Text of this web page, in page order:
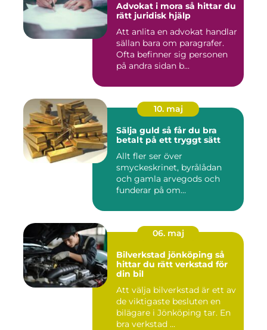
Advokat i mora så hittar du
rätt juridisk hjälp
Att anlita en advokat handlar
sällan bara om paragrafer.
Ofta befinner sig personen
på andra sidan b...
10. maj
Sälja guld så får du bra
betalt på ett tryggt sätt
Allt fler ser över
smyckeskrinet, byrålådan
och gamla arvegods och
funderar på om
06. maj
Bilverkstad jönköping så
hittar du rätt verkstad för
din bil
Att välja bilverkstad är ett av
de viktigaste besluten en
bilägare i Jönköping tar. En
bra verkstad ...